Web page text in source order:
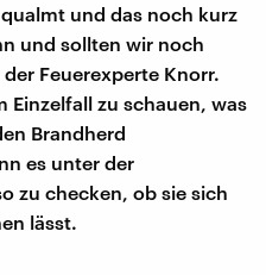
und das noch kurz
und sollten wir noch
Feuerexperte Knorr.
Einzelfall zu schauen, was
Brandherd
es unter der
zu checken, ob sie sich
lässt.